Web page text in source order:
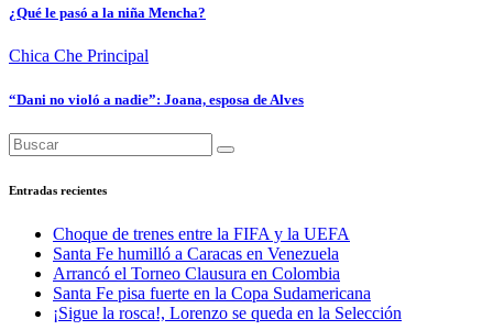
¿Qué le pasó a la niña Mencha?
Chica Che Principal
“Dani no violó a nadie”: Joana, esposa de Alves
Entradas recientes
Choque de trenes entre la FIFA y la UEFA
Santa Fe humilló a Caracas en Venezuela
Arrancó el Torneo Clausura en Colombia
Santa Fe pisa fuerte en la Copa Sudamericana
¡Sigue la rosca!, Lorenzo se queda en la Selección